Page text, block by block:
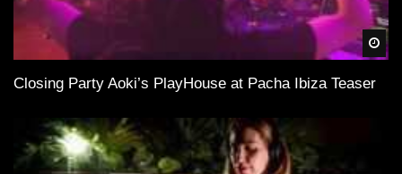
Closing Party Aoki’s PlayHouse at Pacha Ibiza Teaser